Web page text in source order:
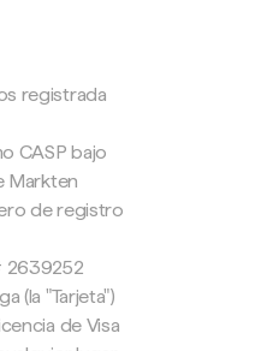
registrada
CASP bajo
Markten
de registro
2639252
(la "Tarjeta")
de Visa